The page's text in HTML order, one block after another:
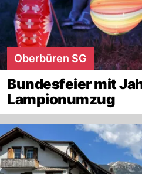
Oberbüren SG
Bundesfeier mit
Lampionumzug